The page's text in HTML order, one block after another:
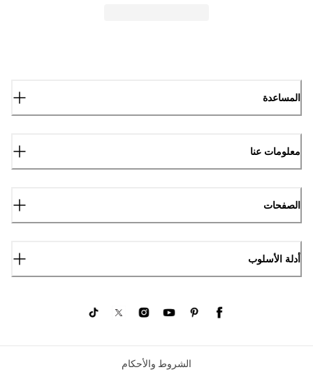
المساعدة
معلومات عنا
الصفحات
أدلة الأسلوب
الشروط والأحكام